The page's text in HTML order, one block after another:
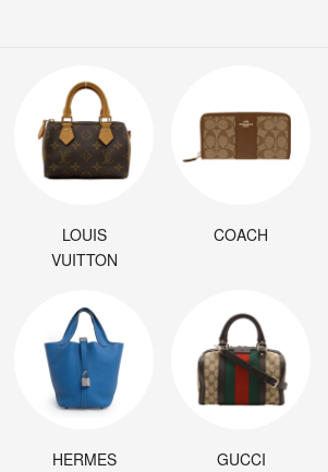
LOUIS
VUITTON
COACH
HERMES GUCCI